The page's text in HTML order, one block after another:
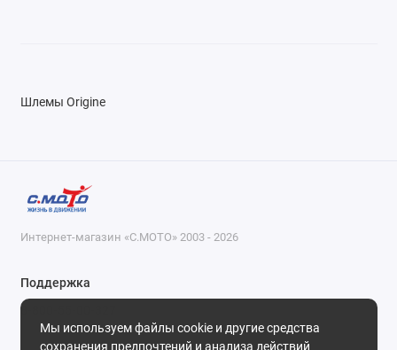
Шлемы Origine
Мы используем файлы cookie и другие средства
сохранения предпочтений и анализа действий
Интернет-магазин «С.МОТО» 2003 - 2026
Поддержка
8-800-55-00-327
Будни, с 09-30 до 18-30